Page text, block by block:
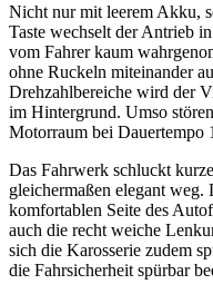
Nicht nur mit leerem Akku,
Taste wechselt der Antrieb
vom Fahrer kaum
ohne Ruckeln miteinander
Drehzahlbereiche wird der
im Hintergrund. Umso
Motorraum bei Dauertempo
Das Fahrwerk schluckt
gleichermaßen elegant weg.
komfortablen Seite des
auch die recht weiche
sich die Karosserie zudem
die Fahrsicherheit spürbar